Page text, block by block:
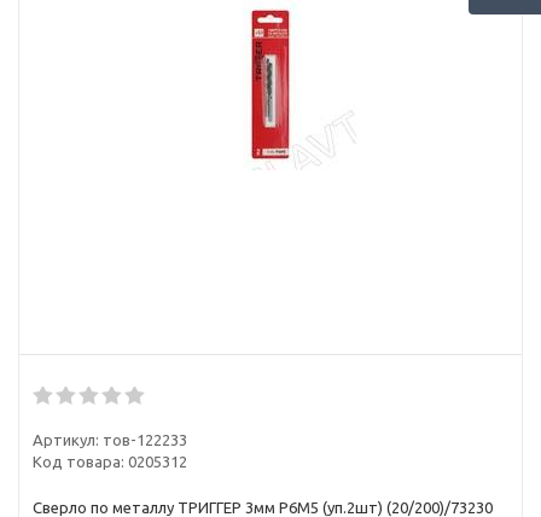
Артикул: тов-122233
Код товара: 0205312
Сверло по металлу ТРИГГЕР 3мм Р6М5 (уп.2шт) (20/200)/73230